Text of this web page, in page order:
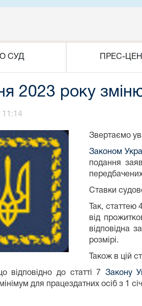
СУД ПРЕС-
2023 року
11:14
Звертаємо
Законом
подання
Ставки
Так,
від
відповідна
розмірі.
Також в цій
відповідно до статті 7 Закону
для працездатних осіб з 1